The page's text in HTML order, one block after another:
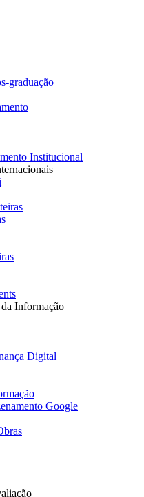
graduação
Institucional
Informação
Digital
Google